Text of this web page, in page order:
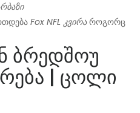
Fox NFL კვირაროგორც
ბრედშოუ
| ცოლი